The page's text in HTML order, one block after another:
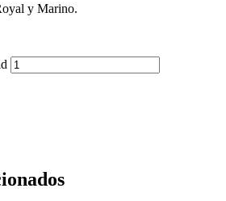
y Marino.